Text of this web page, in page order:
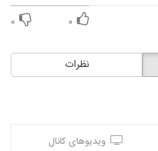
۰ ۰
نظرات
ویدیوهای کانال